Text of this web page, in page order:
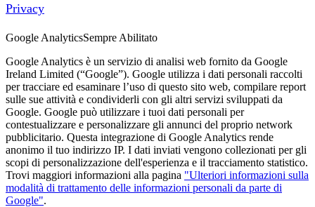
Privacy
Google AnalyticsSempre Abilitato
Google Analytics è un servizio di analisi web fornito da Google
Ireland Limited (“Google”). Google utilizza i dati personali raccolti
per tracciare ed esaminare l’uso di questo sito web, compilare report
sulle sue attività e condividerli con gli altri servizi sviluppati da
Google. Google può utilizzare i tuoi dati personali per
contestualizzare e personalizzare gli annunci del proprio network
pubblicitario. Questa integrazione di Google Analytics rende
anonimo il tuo indirizzo IP. I dati inviati vengono collezionati per gli
scopi di personalizzazione dell'esperienza e il tracciamento statistico.
Trovi maggiori informazioni alla pagina "Ulteriori informazioni sulla
modalità di trattamento delle informazioni personali da parte di
Google".